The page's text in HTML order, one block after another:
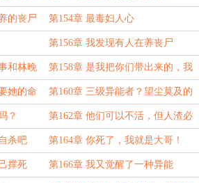
的丧尸 第154章 最毒妇人心
第156章 我发现有人在养丧尸
和林晚 第158章 是我把你们带出来的，我
也想把你们安全的带回去
她的命 第160章 三级异能者？望尘莫及的
存在？
？ 第162章 他们可以不活，但人渣必
须死
杀吧 第164章 你死了，我就是大哥！
撑死 第166章 我又觉醒了一种异能